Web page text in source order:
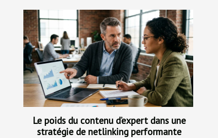
Le poids du contenu d’expert dans une
stratégie de netlinking performante